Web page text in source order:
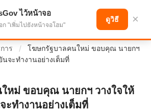
ออนาคตที่ก้าวหน้า
าร /
โฆษกรัฐบาลคนใหม่ ขอบคุณ นายกฯ
จะทำงานอย่างเต็มที่
หม่ ขอบคุณ นายกฯ วางใจให้
ทำงานอย่างเต็มที่
ไว้หน้าจอ
"เพิ่มไปยังหน้าจอโฮม"
ดูวิธี ×